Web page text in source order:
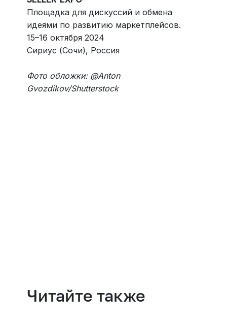
Площадка для дискуссий и обмена
идеями по развитию маркетплейсов.
15–16 октября 2024
Сириус (Сочи), Россия
Фото обложки: @Anton
Gvozdikov/Shutterstock
Читайте также